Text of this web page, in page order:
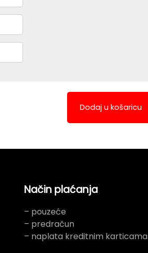
Dodaj u košaricu
Način plaćanja
– pouzeće
– predračun
– naplata kreditnim karticama